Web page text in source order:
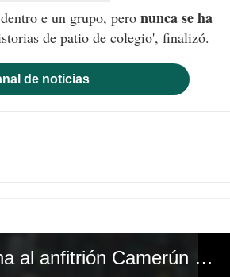
e un grupo, pero nunca se ha
de patio de colegio', finalizó.
de noticias
La selección de Egipto elimina al anfitrión Camerún y jugará la final de la Copa Africana contra Senegal